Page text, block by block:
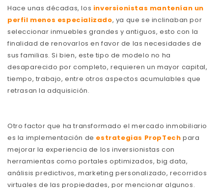
Hace unas décadas, los inversionistas mantenían un
perfil menos especializado, ya que se inclinaban por
seleccionar inmuebles grandes y antiguos, esto con la
finalidad de renovarlos en favor de las necesidades de
sus familias. Si bien, este tipo de modelo no ha
desaparecido por completo, requieren un mayor capital,
tiempo, trabajo, entre otros aspectos acumulables que
retrasan la adquisición.
Otro factor que ha transformado el mercado inmobiliario
es la implementación de estrategias PropTech para
mejorar la experiencia de los inversionistas con
herramientas como portales optimizados, big data,
análisis predictivos, marketing personalizado, recorridos
virtuales de las propiedades, por mencionar algunos.